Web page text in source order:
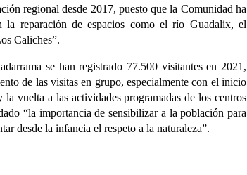
regional desde 2017, puesto que la Comunidad ha
la reparación de espacios como el río Guadalix, el
Caliches”.
se han registrado 77.500 visitantes en 2021,
de las visitas en grupo, especialmente con el inicio
vuelta a las actividades programadas de los centros
“la importancia de sensibilizar a la población para
desde la infancia el respeto a la naturaleza”.